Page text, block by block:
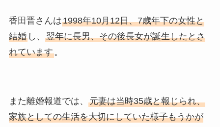
香田晋さんは1998年10月12日、7歳年下の女性と
結婚し、 翌年に長男、その後長女が誕生したとさ
れています。
また離婚報道では、 元妻は当時35歳と報じられ、
家族としての生活を大切にしていた様子もうかが